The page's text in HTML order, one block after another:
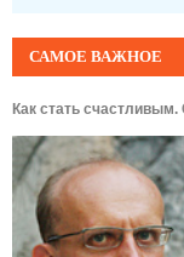
САМОЕ ВАЖНОЕ
Как стать счастливым.